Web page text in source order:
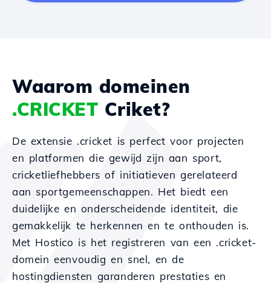
Waarom domeinen
.CRICKET Criket?
De extensie .cricket is perfect voor projecten
en platformen die gewijd zijn aan sport,
cricketliefhebbers of initiatieven gerelateerd
aan sportgemeenschappen. Het biedt een
duidelijke en onderscheidende identiteit, die
gemakkelijk te herkennen en te onthouden is.
Met Hostico is het registreren van een .cricket-
domein eenvoudig en snel, en de
hostingdiensten garanderen prestaties en